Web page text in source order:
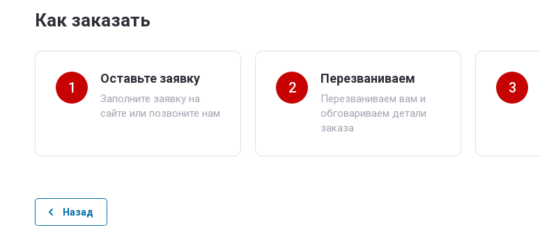
Как заказать
1
Оставьте заявку
Заполните заявку на
сайте или позвоните нам
2
Перезваниваем
Перезваниваем вам и
обговариваем детали
заказа
3
Назад